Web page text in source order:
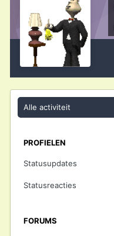
Alle activiteit
PROFIELEN
Statusupdates
Statusreacties
FORUMS